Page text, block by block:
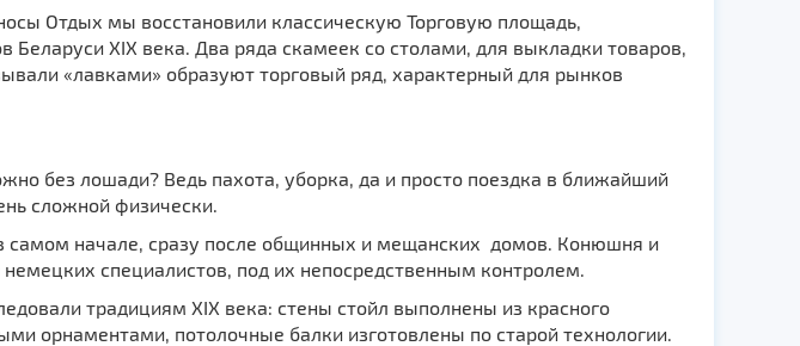
Отдых мы восстановили классическую Торговую площадь,
Беларуси XIX века. Два ряда скамеек со столами, для выкладки товаров,
«лавками» образуют торговый ряд, характерный для рынков
без лошади? Ведь пахота, уборка, да и просто поездка в ближайший
сложной физически.
самом начале, сразу после общинных и мещанских домов. Конюшня и
специалистов, под их непосредственным контролем.
традициям XIX века: стены стойл выполнены из красного
орнаментами, потолочные балки изготовлены по старой технологии.